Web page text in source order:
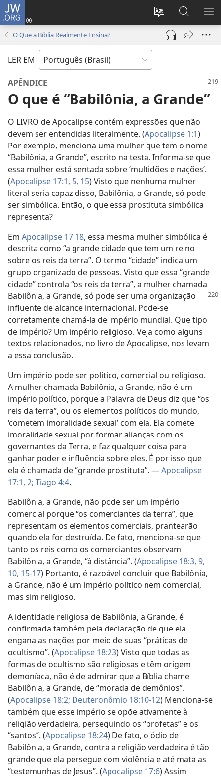
JW.ORG
Mudar
idioma
Log
(abre
janela)
Buscar
no
JW.ORG
O Que a Bíblia Realmente Ensina?
LER EM
APÊNDICE
O que é “Babilônia, a Grande”
O LIVRO de Apocalipse contém expressões que não
devem ser entendidas literalmente. (Apocalipse 1:1)
Por exemplo, menciona uma mulher que tem o nome
“Babilônia, a Grande”, escrito na testa. Informa-se que
essa mulher está sentada sobre ‘multidões e nações’.
(Apocalipse 17:1, 5, 15) Visto que nenhuma mulher
literal seria capaz disso, Babilônia, a Grande, só pode
ser simbólica. Então, o que essa prostituta simbólica
representa?
Em Apocalipse 17:18, essa mesma mulher simbólica é
descrita como “a grande cidade que tem um reino
sobre os reis da terra”. O termo “cidade” indica um
grupo organizado de pessoas. Visto que essa “grande
cidade” controla “os reis da terra”, a mulher chamada
Babilônia, a Grande, só pode ser uma organização
influente de alcance internacional. Pode-se
corretamente chamá-la de império mundial. Que tipo
de império? Um império religioso. Veja como alguns
textos relacionados, no livro de Apocalipse, nos levam
a essa conclusão.
Um império pode ser político, comercial ou religioso.
A mulher chamada Babilônia, a Grande, não é um
império político, porque a Palavra de Deus diz que “os
reis da terra”, ou os elementos políticos do mundo,
‘cometem imoralidade sexual’ com ela. Ela comete
imoralidade sexual por formar alianças com os
governantes da Terra, e faz qualquer coisa para
ganhar poder e influência sobre eles. É por isso que
ela é chamada de “grande prostituta”. —Apocalipse
17:1, 2; Tiago 4:4.
Babilônia, a Grande, não pode ser um império
comercial porque “os comerciantes da terra”, que
representam os elementos comerciais, prantearão
quando ela for destruída. De fato, menciona-se que
tanto os reis como os comerciantes observam
Babilônia, a Grande, “à distância”. (Apocalipse 18:3, 9,
10, 15-17) Portanto, é razoável concluir que Babilônia,
a Grande, não é um império político nem comercial,
mas sim religioso.
A identidade religiosa de Babilônia, a Grande, é
confirmada também pela declaração de que ela
engana as nações por meio de suas “práticas de
ocultismo”. (Apocalipse 18:23) Visto que todas as
formas de ocultismo são religiosas e têm origem
demoníaca, não é de admirar que a Bíblia chame
Babilônia, a Grande, de “morada de demônios”.
(Apocalipse 18:2; Deuteronômio 18:10-12) Menciona-se
também que esse império se opõe ativamente à
religião verdadeira, perseguindo os “profetas” e os
“santos”. (Apocalipse 18:24) De fato, o ódio de
Babilônia, a Grande, contra a religião verdadeira é tão
grande que ela persegue com violência e até mata as
“testemunhas de Jesus”. (Apocalipse 17:6) Assim